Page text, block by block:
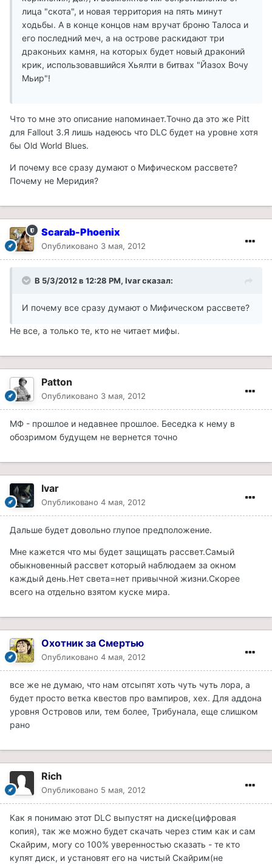
лица "скота", и новая территория на пять минут
ходьбы. А в конце концов нам вручат броню Талоса и
его последний меч, а на острове раскидают три
драконьих камня, на которых будет новый драконий
крик, использовавшийся Хьялти в битвах "Йазох Вочу
Мьир"!
Что то мне это описание напоминает.Точно да это же Pitt
для Fallout 3.Я лишь надеюсь что DLC будет на уровне хотя
бы Old World Blues.
И почему все сразу думают о Мифическом рассвете?
Почему не Меридия?
Scarab-Phoenix
Опубликовано 3 мая, 2012
В 5/3/2012 в 12:28 PM, Ivar сказал:
И почему все сразу думают о Мифическом рассвете?
Не все, а только те, кто не читает мифы.
Patton
Опубликовано 3 мая, 2012
МФ - прошлое и недавнее прошлое. Беседка к нему в
обозримом будущем не вернется точно
Ivar
Опубликовано 4 мая, 2012
Дальше будет довольно глупое предположение.
Мне кажется что мы будет защищать рассвет.Самый
обыкновенный рассвет который наблюдаем за окном
каждый день.Нет света=нет привычной жизни.Скорее
всего на отдельно взятом куске мира.
Охотник за Смертью
Опубликовано 4 мая, 2012
все же не думаю, что нам отсыпят хоть чуть чуть лора, а
будет просто ветка квестов про вампиров, хех. Для аддона
уровня Островов или, тем более, Трибунала, еще слишком
рано
Rich
Опубликовано 5 мая, 2012
Как я понимаю этот DLC выпустят на диске(цифровая
копия), так же можно будет скачать через стим как и сам
Скайрим, могу со 100% уверенностью сказать - те кто
купят диск, и установят его на чистый Скайрим(не